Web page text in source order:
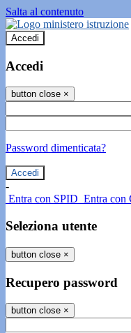
Salta al contenuto
Accedi
Accedi
button close ×
Password dimenticata?
-
Entra con SPID Entra con
Seleziona utente
button close ×
Recupero password
button close ×